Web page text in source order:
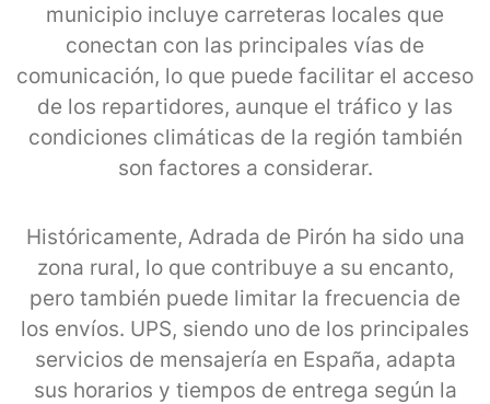
municipio incluye carreteras locales que
conectan con las principales vías de
comunicación, lo que puede facilitar el acceso
de los repartidores, aunque el tráfico y las
condiciones climáticas de la región también
son factores a considerar.
Históricamente, Adrada de Pirón ha sido una
zona rural, lo que contribuye a su encanto,
pero también puede limitar la frecuencia de
los envíos. UPS, siendo uno de los principales
servicios de mensajería en España, adapta
sus horarios y tiempos de entrega según la